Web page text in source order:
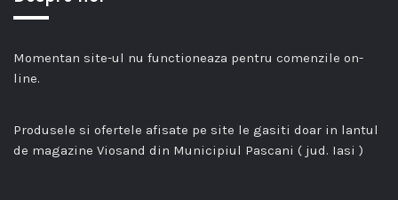
Momentan site-ul nu functioneaza pentru comenzile on-
line.
Produsele si ofertele afisate pe site le gasiti doar in lantul
de magazine Viosand din Municipiul Pascani ( jud. Iasi )